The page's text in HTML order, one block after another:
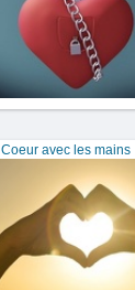
Coeur avec les mains